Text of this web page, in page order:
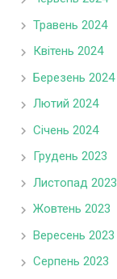
Травень 2024
Квітень 2024
Березень 2024
Лютий 2024
Січень 2024
Грудень 2023
Листопад 2023
Жовтень 2023
Вересень 2023
Серпень 2023